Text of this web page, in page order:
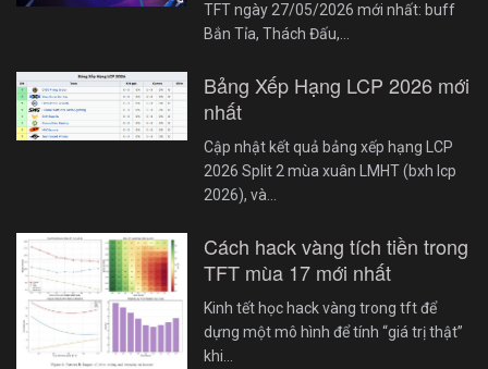
TFT ngày 27/05/2026 mới nhất: buff
Bắn Tỉa, Thách Đấu,…
Bảng Xếp Hạng LCP 2026 mới
nhất
Cập nhật kết quả bảng xếp hạng LCP
2026 Split 2 mùa xuân LMHT (bxh lcp
2026), và…
Cách hack vàng tích tiền trong
TFT mùa 17 mới nhất
Kinh tết học hack vàng trong tft để
dựng một mô hình để tính “giá trị thật”
khi…